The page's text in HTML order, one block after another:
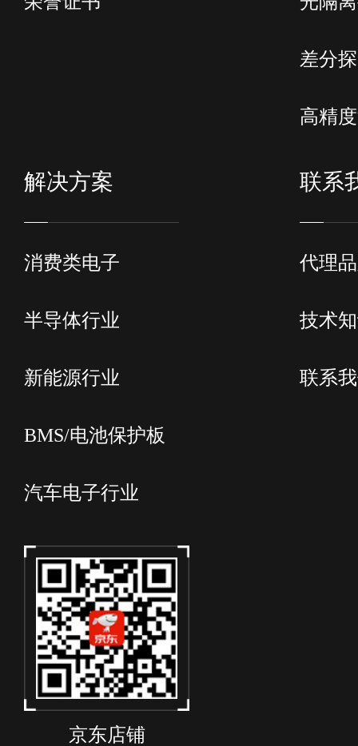
差分
高精
解决方案
消费类电子
半导体行业
新能源行业
BMS/电池保护板
汽车电子行业
联系
代理
技术
联系
京东店铺